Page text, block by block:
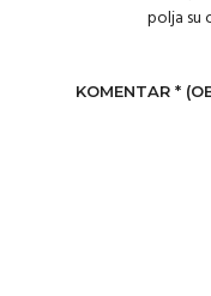
polja su
KOMENTAR *